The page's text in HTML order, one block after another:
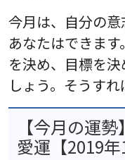
今月は、自分の意
あなたはできま
を決め、目標を
しょう。そうすれ
【今月の運
愛運【2019年